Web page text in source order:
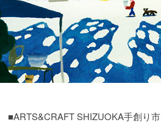
■ARTS&CRAFT SHIZUOKA手創り市